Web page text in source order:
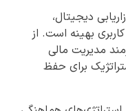
دیجیتال،
بهینه است. از
مدیریت مالی
برای حفظ